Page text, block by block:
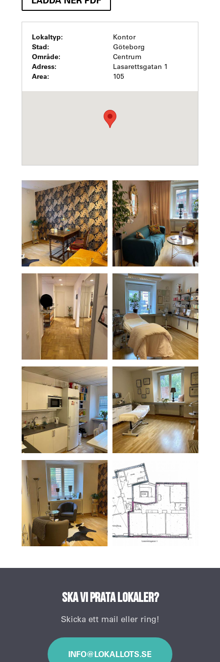
Lokaltyp: Kontor
Stad: Göteborg
Område: Centrum
Adress: Lasarettsgatan 1
Area: 105
Ska vi prata lokaler?
Skicka ett mail eller ring!
INFO@LOKALLOTS.SE